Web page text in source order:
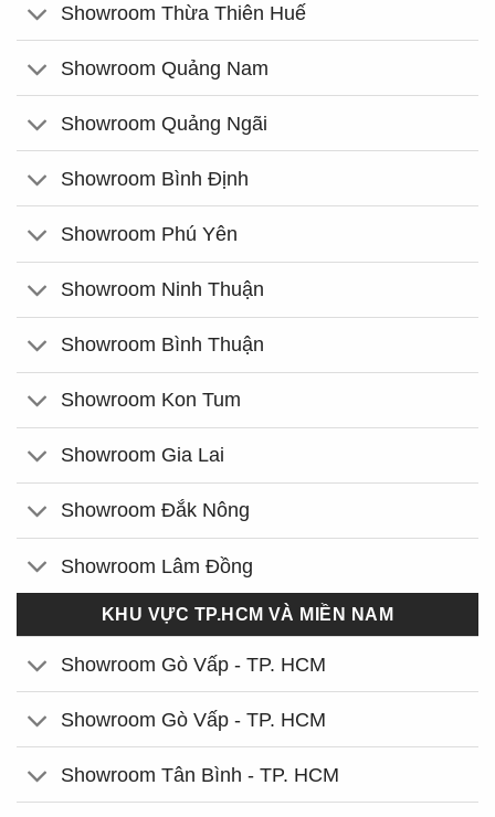
Showroom Thừa Thiên Huế
Showroom Quảng Nam
Showroom Quảng Ngãi
Showroom Bình Định
Showroom Phú Yên
Showroom Ninh Thuận
Showroom Bình Thuận
Showroom Kon Tum
Showroom Gia Lai
Showroom Đắk Nông
Showroom Lâm Đồng
KHU VỰC TP.HCM VÀ MIỀN NAM
Showroom Gò Vấp - TP. HCM
Showroom Gò Vấp - TP. HCM
Showroom Tân Bình - TP. HCM